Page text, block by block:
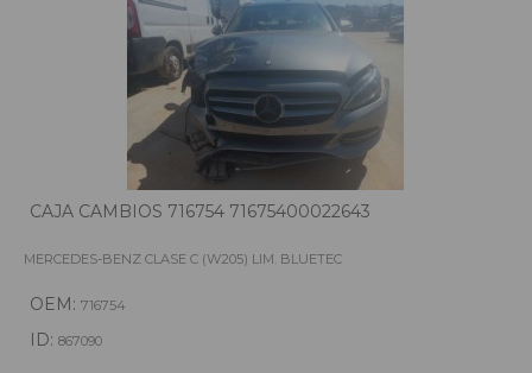
CAJA CAMBIOS 716754 71675400022643
MERCEDES-BENZ CLASE C (W205) LIM. BLUETEC
OEM: 716754
ID: 867090